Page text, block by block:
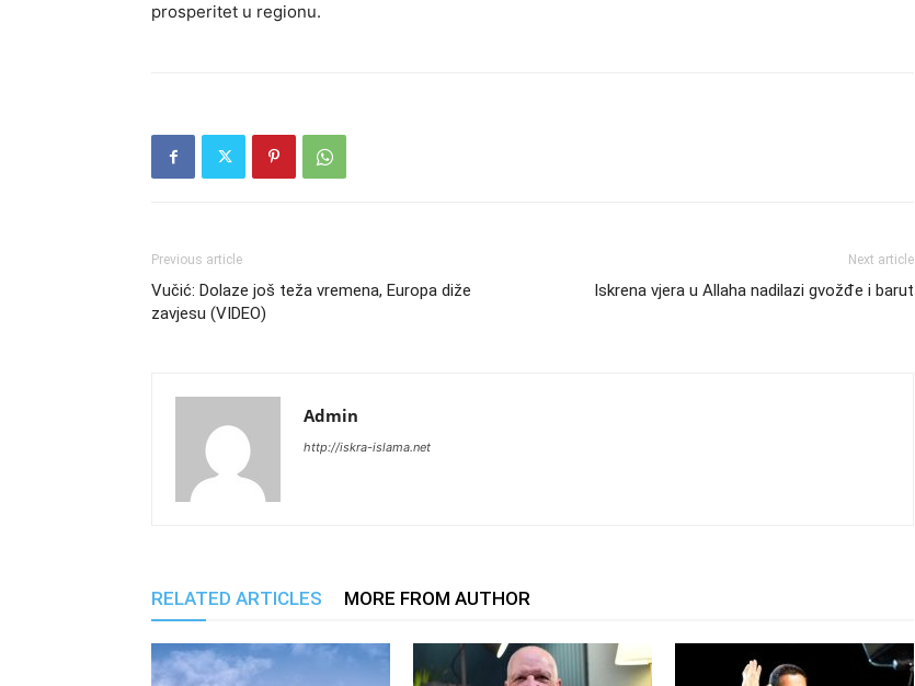
prosperitet u regionu.
Previous article
Vučić: Dolaze još teža vremena, Europa diže
zavjesu (VIDEO)
Next article
Iskrena vjera u Allaha nadilazi gvožđe i barut
Admin
http://iskra-islama.net
RELATED ARTICLES MORE FROM AUTHOR